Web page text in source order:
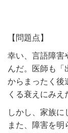
【問題点】
幸い、言語障害
んだ。医師も「
からまったく後
くる衰えにみえ
しかし、家族に
また、障害を